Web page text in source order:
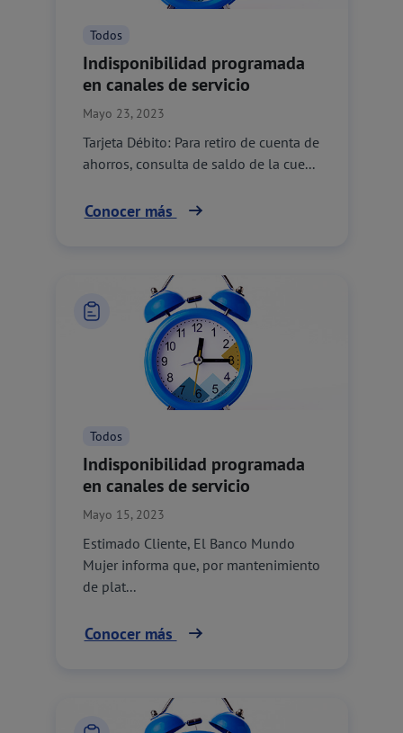
Todos
Indisponibilidad programada
en canales de servicio
Mayo 23, 2023
Tarjeta Débito: Para retiro de cuenta de
ahorros, consulta de saldo de la cue...
Conocer más
Todos
Indisponibilidad programada
en canales de servicio
Mayo 15, 2023
Estimado Cliente, El Banco Mundo
Mujer informa que, por mantenimiento
de plat...
Conocer más